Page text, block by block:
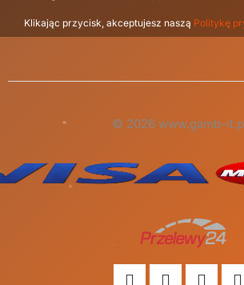
Klikając przycisk, akceptujesz naszą Politykę
© 2026 www.gamb-